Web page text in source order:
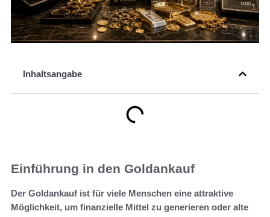
Inhaltsangabe
Einführung in den Goldankauf
Der Goldankauf ist für viele Menschen eine attraktive
Möglichkeit, um finanzielle Mittel zu generieren oder alte